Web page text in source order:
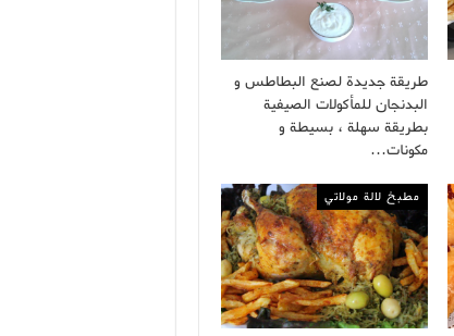
طريقة جديدة لصنع البطاطس و
البدنجان للمأكولات الصيفية
بطريقة سهلة ، بسيطة و
مكونات…
مطبخ لالة مولاتي